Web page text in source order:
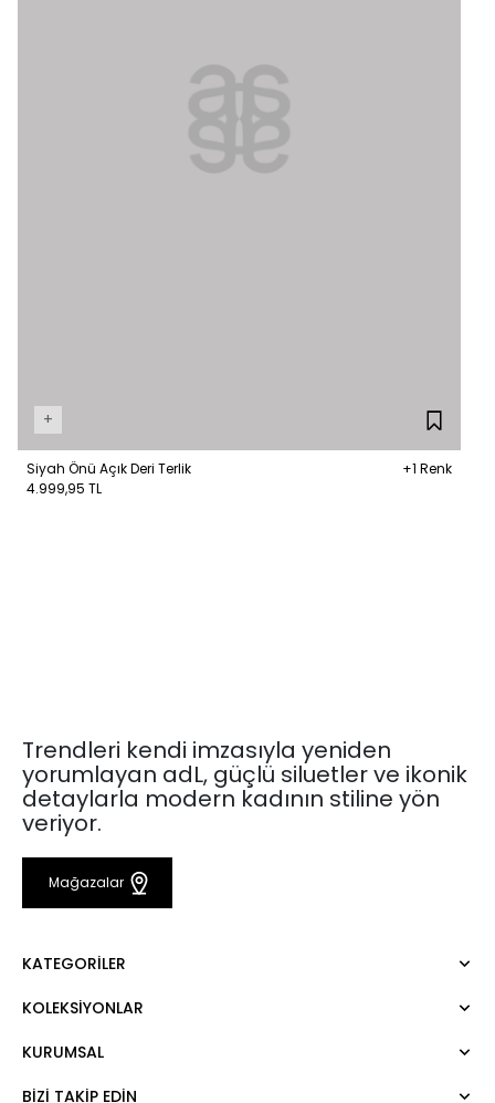
+
Siyah Önü Açık Deri Terlik
+1 Renk
4.999,95 TL
Trendleri kendi imzasıyla yeniden
yorumlayan adL, güçlü siluetler ve ikonik
detaylarla modern kadının stiline yön
veriyor.
Mağazalar
KATEGORILER
Elbise
Pantolon
KOLEKSIYONLAR
Mert Aslan
Night Zoom
KURUMSAL
BIZI TAKIP EDIN